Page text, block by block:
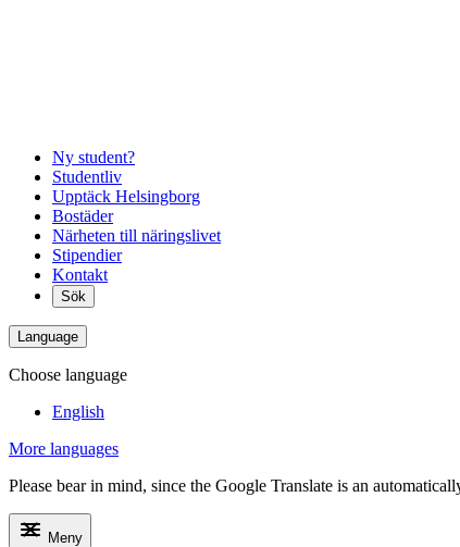
Ny student?
Studentliv
Upptäck Helsingborg
Bostäder
Närheten till näringslivet
Stipendier
Kontakt
Sök
Language
Choose language
English
More languages
Please bear in mind, since the Google Translate is an
Meny